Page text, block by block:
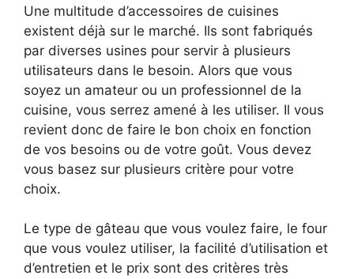
Une multitude d’accessoires de cuisines
existent déjà sur le marché. Ils sont fabriqués
par diverses usines pour servir à plusieurs
utilisateurs dans le besoin. Alors que vous
soyez un amateur ou un professionnel de la
cuisine, vous serrez amené à les utiliser. Il vous
revient donc de faire le bon choix en fonction
de vos besoins ou de votre goût. Vous devez
vous basez sur plusieurs critère pour votre
choix.
Le type de gâteau que vous voulez faire, le four
que vous voulez utiliser, la facilité d’utilisation et
d’entretien et le prix sont des critères très